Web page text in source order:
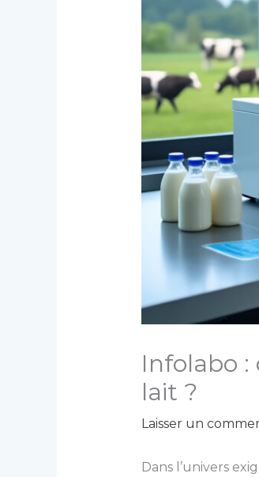
Infolabo
lait ?
Laisser un
Dans l’univers